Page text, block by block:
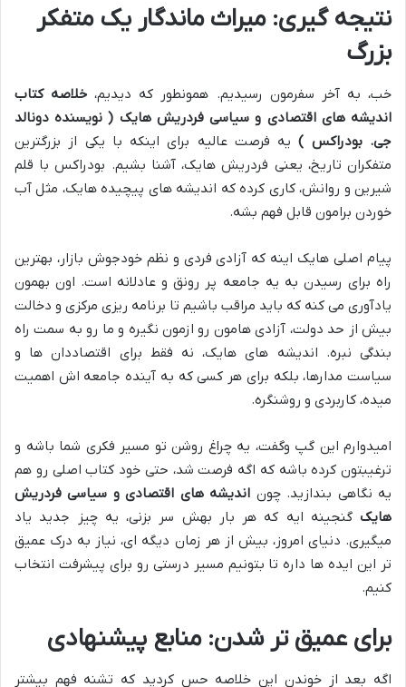
نتیجه گیری: میراث ماندگار یک متفکر
بزرگ
خب، به آخر سفرمون رسیدیم. همونطور که دیدیم، خلاصه کتاب
اندیشه های اقتصادی و سیاسی فردریش هایک ( نویسنده دونالد
جی. بودراکس )یه فرصت عالیه برای اینکه با یکی از بزرگترین
متفکران تاریخ، یعنی فردریش هایک، آشنا بشیم. بودراکس با قلم
شیرین و روانش، کاری کرده که اندیشه های پیچیده هایک، مثل آب
خوردن برامون قابل فهم بشه.
پیام اصلی هایک اینه که آزادی فردی و نظم خودجوش بازار، بهترین
راه برای رسیدن به یه جامعه پر رونق و عادلانه است. اون بهمون
یادآوری می کنه که باید مراقب باشیم تا برنامه ریزی مرکزی و دخالت
بیش از حد دولت، آزادی هامون رو ازمون نگیره و ما رو به سمت راه
بندگی نبره. اندیشه های هایک، نه فقط برای اقتصاددان ها و
سیاست مدارها، بلکه برای هر کسی که به آینده جامعه اش اهمیت
میده، کاربردی و روشنگره.
امیدوارم این گپ وگفت، یه چراغ روشن تو مسیر فکری شما باشه و
ترغیبتون کرده باشه که اگه فرصت شد، حتی خود کتاب اصلی رو هم
یه نگاهی بندازید. چون اندیشه های اقتصادی و سیاسی فردریش
هایک گنجینه ایه که هر بار بهش سر بزنی، یه چیز جدید یاد
میگیری. دنیای امروز، بیش از هر زمان دیگه ای، نیاز به درک عمیق
تر این ایده ها داره تا بتونیم مسیر درستی رو برای پیشرفت انتخاب
کنیم.
برای عمیق تر شدن: منابع پیشنهادی
اگه بعد از خوندن این خلاصه حس کردید که تشنه فهم بیشتر